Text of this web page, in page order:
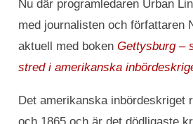
Nu där programledaren Urban
med journalisten och författaren
aktuell med boken Gettysburg –
stred i amerikanska
Det amerikanska inbördeskriget